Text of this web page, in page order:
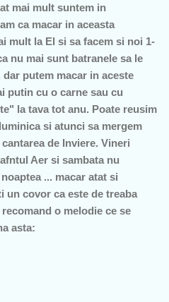
mai mult suntem in
ca macar in aceasta
mult la El si sa facem si noi 1-
nu mai sunt batranele sa le
putem macar in aceste
putin cu o carne sau cu
la tava tot anu. Poate reusim
si atunci sa mergem
de Inviere. Vineri
Aer si sambata nu
... macar atat si
un covor ca este de treaba
o melodie ce se
asta: